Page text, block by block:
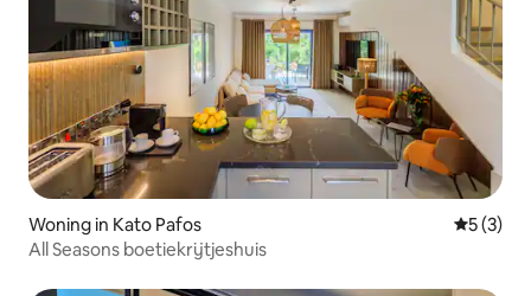
Woning in Kato Pafos
5 (3)
All Seasons boetiekrijtjeshuis